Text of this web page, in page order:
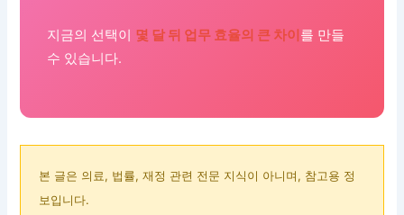
지금의 선택이 몇 달 뒤 업무 효율의 큰 차이 를 만들
수 있습니다.
본 글은 의료, 법률, 재정 관련 전문 지식이 아니며, 참고용 정
보입니다.